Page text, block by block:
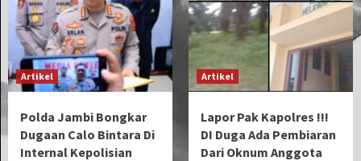
Artikel
Polda Jambi Bongkar
Dugaan Calo Bintara Di
Internal Kepolisian
Artikel
Lapor Pak Kapolres !!!
DI Duga Ada Pembiaran
Dari Oknum Anggota